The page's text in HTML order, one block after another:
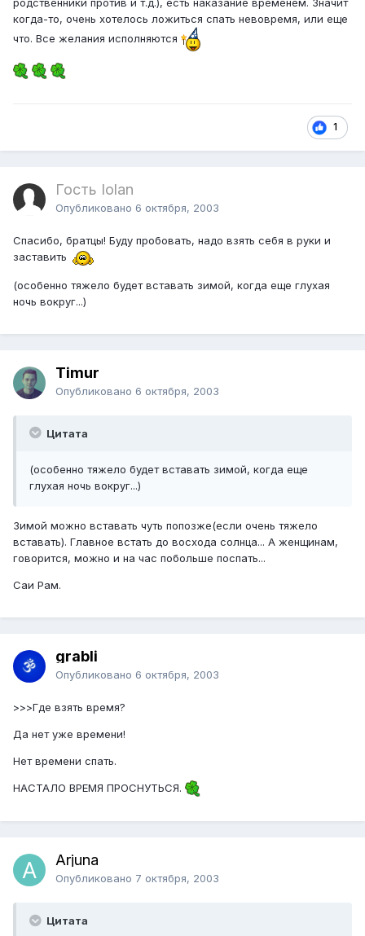
когда-то, очень хотелось ложиться спать невовремя, или еще
что. Все желания исполняются
1
Гость Iolan
Опубликовано 6 октября, 2003
Спасибо, братцы! Буду пробовать, надо взять себя в руки и
заставить
(особенно тяжело будет вставать зимой, когда еще глухая
ночь вокруг...)
Timur
Опубликовано 6 октября, 2003
Цитата
(особенно тяжело будет вставать зимой, когда еще
глухая ночь вокруг...)
Зимой можно вставать чуть попозже(если очень тяжело
вставать). Главное встать до восхода солнца... А женщинам,
говорится, можно и на час побольше поспать...
Саи Рам.
grabli
Опубликовано 6 октября, 2003
>>>Где взять время?
Да нет уже времени!
Нет времени спать.
НАСТАЛО ВРЕМЯ ПРОСНУТЬСЯ.
Arjuna
Опубликовано 7 октября, 2003
Цитата